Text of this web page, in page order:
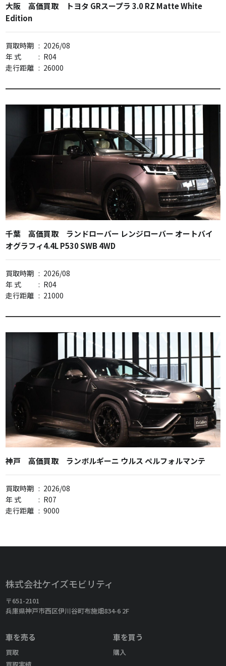
大阪 高価買取 トヨタ GRスープラ 3.0 RZ Matte White
Edition
買取時期 : 2026/08
年 式
: R04
走行距離 : 26000
千葉 高価買取 ランドローバー レンジローバー オートバイ
オグラフィ4.4L P530 SWB 4WD
買取時期 : 2026/08
年 式
: R04
走行距離 : 21000
神戸 高価買取 ランボルギーニ ウルス ペルフォルマンテ
買取時期 : 2026/08
年 式
: R07
走行距離 : 9000
株式会社ケイズモビリティ
〒651-2101
兵庫県神戸市西区伊川谷町布施畑834-6 2F
車を売る
買取
車を買う
購入